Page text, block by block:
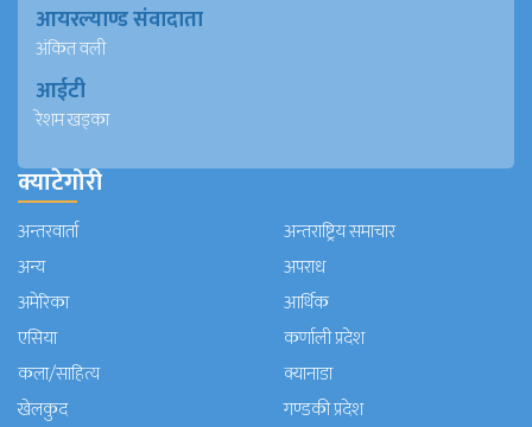
आयरल्याण्ड संवादाता
अंकित वली
आईटी
रेशम खड्का
क्याटेगोरी
अन्तरवार्ता
अन्तराष्ट्रिय समाचार
अन्य
अपराध
अमेरिका
आर्थिक
एसिया
कर्णाली प्रदेश
कला/साहित्य
क्यानाडा
खेलकुद
गण्डकी प्रदेश